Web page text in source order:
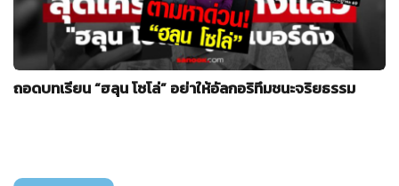
ถอดบทเรียน “ฮลุน โซโล่” อย่าให้อัลกอริทึมชนะจริยธรรม